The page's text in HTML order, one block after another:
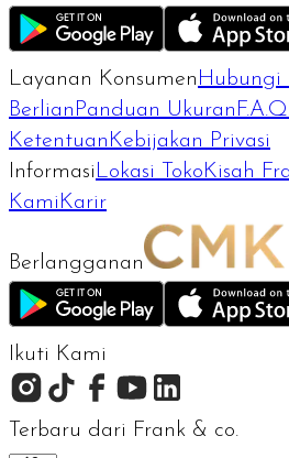
Layanan Konsumen Hubungi
Berlian Panduan Ukuran F.A.Q
Ketentuan Kebijakan Privasi
Informasi Lokasi Toko Kisah
Kami Karir
Berlangganan
Ikuti Kami
Terbaru dari Frank & co.